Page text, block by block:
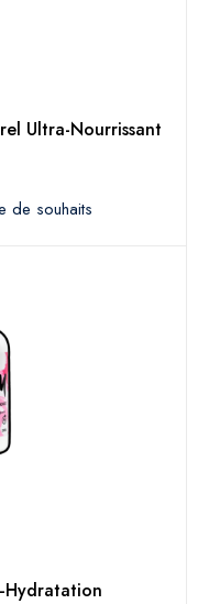
Ultra-Nourrissant
de souhaits